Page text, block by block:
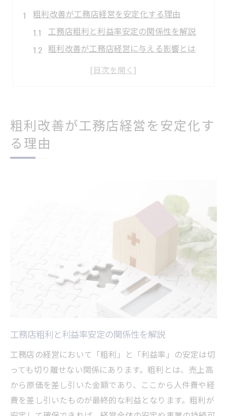
粗利改善が工務店経営を安定化する理由
工務店粗利と利益率安定の関係性を解説
粗利改善が工務店経営に与える影響とは
工務店粗利率向上のメリットを見直す
工務店の粗利率を高める新しい視点
工務店粗利率を高める最新の視点を紹介
利益率向上に役立つ粗利改善アイデア
工務店粗利とマージン設定のポイント
利益構造改革に役立つ原価管理術
工務店粗利向上に欠かせない原価管理術
原価率を下げる工務店の実践的手法とは
工務店粗利を支える原価管理の基本戦略
利益構造改革に直結する原価管理の工夫
工務店粗利率向上へ原価率の最適化を実践
工務店粗利率アップに役立つIT活用法
ITで粗利改善を実現する最新動向を解説
工務店経営効率化と粗利へのIT効果
AI導入で工務店粗利を高めるポイント
原価管理システムが工務店粗利率を変える
粗利改善が工務店経営を安定化す
る理由
工務店粗利と利益率安定の関係性を解説
工務店の経営において「粗利」と「利益率」の安定は切
っても切り離せない関係にあります。粗利とは、売上高
から原価を差し引いた金額であり、ここから人件費や経
費を差し引いたものが最終的な利益となります。粗利が